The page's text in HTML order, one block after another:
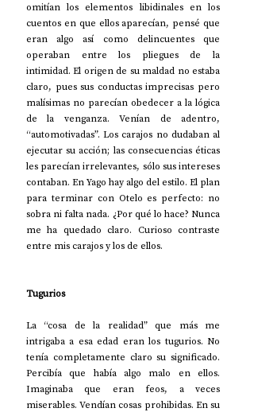
omitían los elementos libidinales en los
cuentos en que ellos aparecían, pensé que
eran algo así como delincuentes que
operaban entre los pliegues de la
intimidad. El origen de su maldad no estaba
claro, pues sus conductas imprecisas pero
malísimas no parecían obedecer a la lógica
de la venganza. Venían de adentro,
“automotivadas”. Los carajos no dudaban al
ejecutar su acción; las consecuencias éticas
les parecían irrelevantes, sólo sus intereses
contaban. En Yago hay algo del estilo. El plan
para terminar con Otelo es perfecto: no
sobra ni falta nada. ¿Por qué lo hace? Nunca
me ha quedado claro. Curioso contraste
entre mis carajos y los de ellos.
Tugurios
La “cosa de la realidad” que más me
intrigaba a esa edad eran los tugurios. No
tenía completamente claro su significado.
Percibía que había algo malo en ellos.
Imaginaba que eran feos, a veces
miserables. Vendían cosas prohibidas. En su